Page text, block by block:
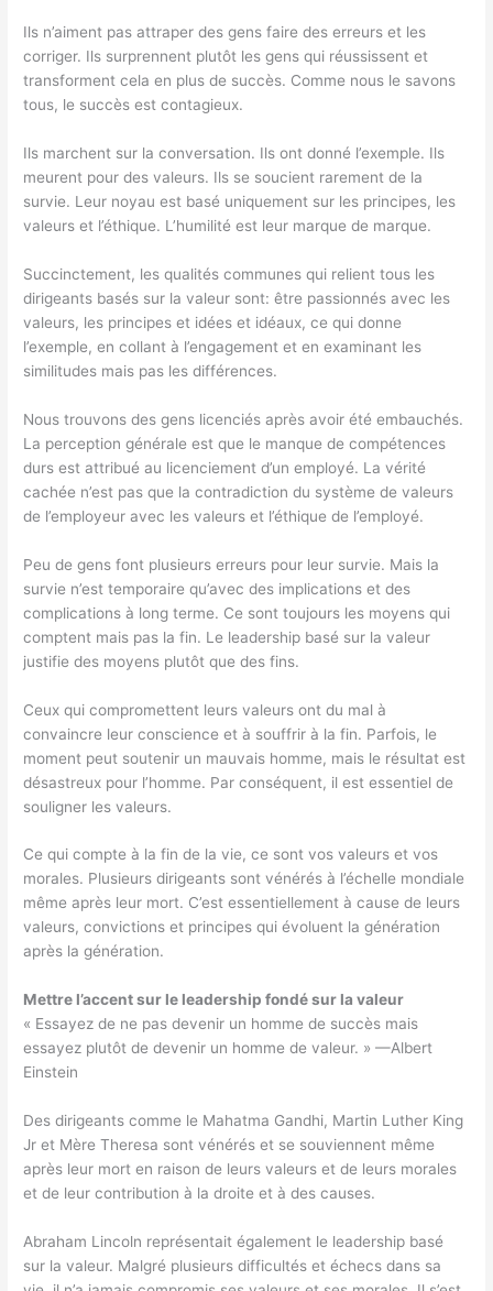
Ils n’aiment pas attraper des gens faire des erreurs et les
corriger. Ils surprennent plutôt les gens qui réussissent et
transforment cela en plus de succès. Comme nous le savons
tous, le succès est contagieux.
Ils marchent sur la conversation. Ils ont donné l’exemple. Ils
meurent pour des valeurs. Ils se soucient rarement de la
survie. Leur noyau est basé uniquement sur les principes, les
valeurs et l’éthique. L’humilité est leur marque de marque.
Succinctement, les qualités communes qui relient tous les
dirigeants basés sur la valeur sont: être passionnés avec les
valeurs, les principes et idées et idéaux, ce qui donne
l’exemple, en collant à l’engagement et en examinant les
similitudes mais pas les différences.
Nous trouvons des gens licenciés après avoir été embauchés.
La perception générale est que le manque de compétences
durs est attribué au licenciement d’un employé. La vérité
cachée n’est pas que la contradiction du système de valeurs
de l’employeur avec les valeurs et l’éthique de l’employé.
Peu de gens font plusieurs erreurs pour leur survie. Mais la
survie n’est temporaire qu’avec des implications et des
complications à long terme. Ce sont toujours les moyens qui
comptent mais pas la fin. Le leadership basé sur la valeur
justifie des moyens plutôt que des fins.
Ceux qui compromettent leurs valeurs ont du mal à
convaincre leur conscience et à souffrir à la fin. Parfois, le
moment peut soutenir un mauvais homme, mais le résultat est
désastreux pour l’homme. Par conséquent, il est essentiel de
souligner les valeurs.
Ce qui compte à la fin de la vie, ce sont vos valeurs et vos
morales. Plusieurs dirigeants sont vénérés à l’échelle mondiale
même après leur mort. C’est essentiellement à cause de leurs
valeurs, convictions et principes qui évoluent la génération
après la génération.
Mettre l’accent sur le leadership fondé sur la valeur
« Essayez de ne pas devenir un homme de succès mais
essayez plutôt de devenir un homme de valeur. » —Albert
Einstein
Des dirigeants comme le Mahatma Gandhi, Martin Luther King
Jr et Mère Theresa sont vénérés et se souviennent même
après leur mort en raison de leurs valeurs et de leurs morales
et de leur contribution à la droite et à des causes.
Abraham Lincoln représentait également le leadership basé
sur la valeur. Malgré plusieurs difficultés et échecs dans sa